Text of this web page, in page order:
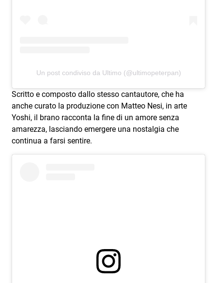
Costume
Extra
Eventi
Un post condiviso da Ultimo (@ultimopeterpan)
Scritto e composto dallo stesso cantautore, che ha
anche curato la produzione con Matteo Nesi, in arte
Yoshi, il brano racconta la fine di un amore senza
amarezza, lasciando emergere una nostalgia che
continua a farsi sentire.